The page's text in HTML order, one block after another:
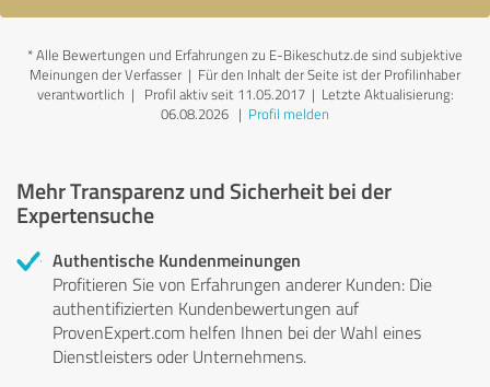
*Alle Bewertungen und Erfahrungen zu E-Bikeschutz.de sind subjektive
Meinungen der Verfasser | Für den Inhalt der Seite ist der Profilinhaber
verantwortlich | Profil aktiv seit 11.05.2017 | Letzte Aktualisierung:
06.08.2026 | Profil melden
Mehr Transparenz und Sicherheit bei der
Expertensuche
Authentische Kundenmeinungen
Profitieren Sie von Erfahrungen anderer Kunden: Die
authentifizierten Kundenbewertungen auf
ProvenExpert.com helfen Ihnen bei der Wahl eines
Dienstleisters oder Unternehmens.